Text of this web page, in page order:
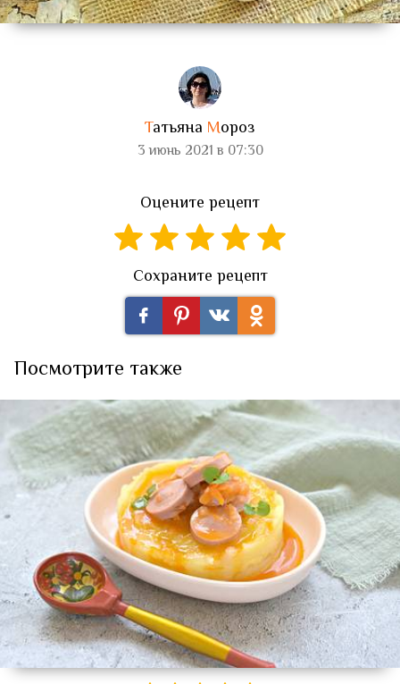
Татьяна Мороз
3 июнь 2021 в 07:30
Оцените рецепт
Сохраните рецепт
Посмотрите также